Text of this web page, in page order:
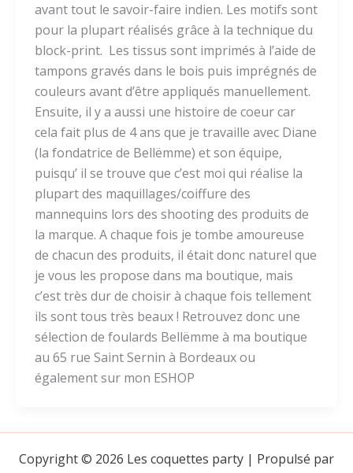
avant tout le savoir-faire indien. Les motifs sont
pour la plupart réalisés grâce à la technique du
block-print. Les tissus sont imprimés à l’aide de
tampons gravés dans le bois puis imprégnés de
couleurs avant d’être appliqués manuellement.
Ensuite, il y a aussi une histoire de coeur car
cela fait plus de 4 ans que je travaille avec Diane
(la fondatrice de Bellëmme) et son équipe,
puisqu’ il se trouve que c’est moi qui réalise la
plupart des maquillages/coiffure des
mannequins lors des shooting des produits de
la marque. A chaque fois je tombe amoureuse
de chacun des produits, il était donc naturel que
je vous les propose dans ma boutique, mais
c’est très dur de choisir à chaque fois tellement
ils sont tous très beaux ! Retrouvez donc une
sélection de foulards Bellëmme à ma boutique
au 65 rue Saint Sernin à Bordeaux ou
également sur mon ESHOP
Copyright © 2026 Les coquettes party | Propulsé par